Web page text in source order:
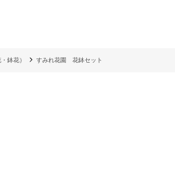
鉢花） すみれ花園 花鉢セット